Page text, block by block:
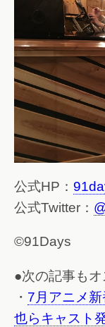
公式HP：
公式Twitter：
©91Days
●次の記事
・ 7月アニメ
也らキャスト